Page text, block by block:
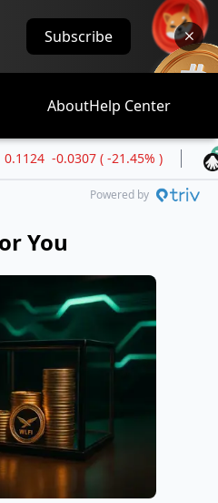
Subscribe
AboutHelp Center
( -21.45% )
Powered by
You